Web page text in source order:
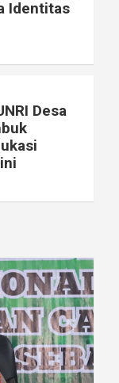
Identitas
Desa